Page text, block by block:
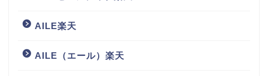
AILE楽天
AILE（エール）楽天